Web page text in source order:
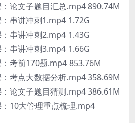
论文子题目汇总.mp4 890.74M
串讲冲刺1.mp4 1.72G
串讲冲刺2.mp4 1.43G
串讲冲刺3.mp4 1.66G
考前170题.mp4 853.76M
考点大数据分析.mp4 358.69M
论文子题目猜测.mp4 386.61M
10大管理重点梳理.mp4